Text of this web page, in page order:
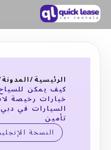
الرئيسية/المدونة
كيف يمكن
خيارات رخيصة
السيارات في
تأمين
النسخة